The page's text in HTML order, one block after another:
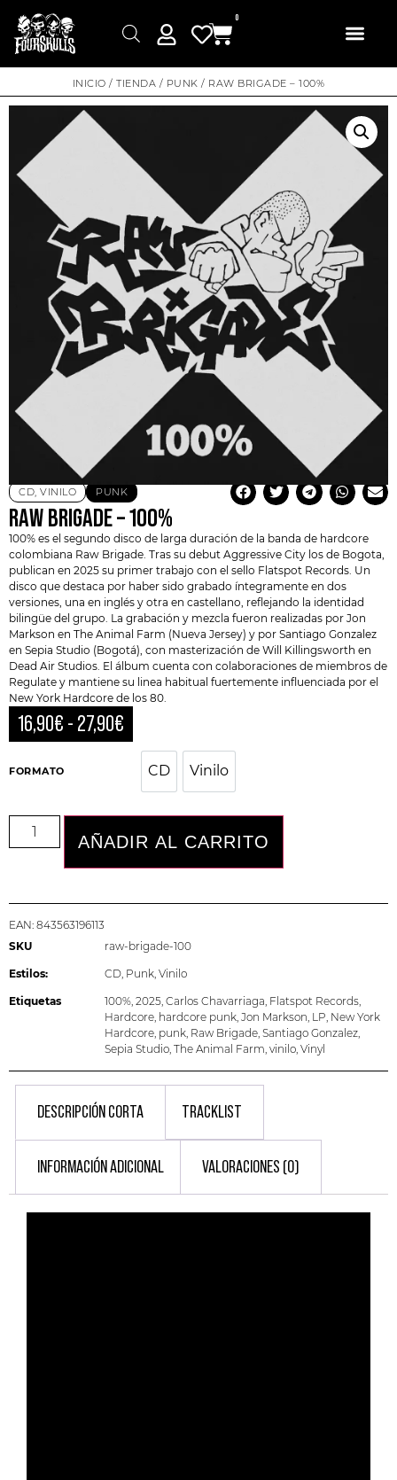
0
INICIO /TIENDA / PUNK / RAW BRIGADE – 100%
CD, VINILO PUNK
RAW BRIGADE – 100%
100% es el segundo disco de larga duración de la banda de hardcore
colombiana Raw Brigade . Tras su debut Aggressive City los de Bogota,
publican en 2025 su primer trabajo con el sello Flatspot Records. Un
disco que destaca por haber sido grabado íntegramente en dos
versiones, una en inglés y otra en castellano, reflejando la identidad
bilingüe del grupo. La grabación y mezcla fueron realizadas por Jon
Markson en The Animal Farm (Nueva Jersey) y por Santiago Gonzalez
en Sepia Studio (Bogotá), con masterización de Will Killingsworth en
Dead Air Studios. El álbum cuenta con colaboraciones de miembros de
Regulate y mantiene su linea habitual fuertemente influenciada por el
New York Hardcore de los 80.
16,90€ - 27,90€
FORMATO CD Vinilo
AÑADIR AL CARRITO
EAN: 843563196113
SKU
raw-brigade-100
Estilos: CD, Punk, Vinilo
Etiquetas 100%, 2025, Carlos Chavarriaga, Flatspot Records,
Hardcore, hardcore punk, Jon Markson, LP, New York
Hardcore, punk, Raw Brigade, Santiago Gonzalez,
Sepia Studio, The Animal Farm, vinilo, Vinyl
DESCRIPCIÓN CORTA TRACKLIST
INFORMACIÓN ADICIONAL VALORACIONES (0)